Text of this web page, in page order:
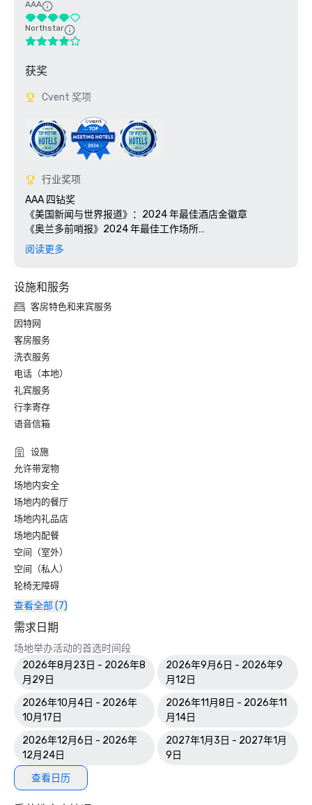
AAA
Northstar
获奖
Cvent 奖项
行业奖项
AAA 四钻奖
《美国新闻与世界报道》：2024 年最佳酒店金徽章
《奥兰多前哨报》2024 年最佳工作场所
佛罗里达绿色住宿：三棕榈树称号
阅读更多
设施和服务
客房特色和来宾服务
因特网
客房服务
洗衣服务
电话（本地）
礼宾服务
行李寄存
语音信箱
设施
允许带宠物
场地内安全
场地内的餐厅
场地内礼品店
场地内配餐
空间（室外）
空间（私人）
轮椅无障碍
查看全部 (7)
需求日期
场地举办活动的首选时间段
2026年8月23日 - 2026年8
月29日
2026年9月6日 - 2026年9
月12日
2026年10月4日 - 2026年
10月17日
2026年11月8日 - 2026年11
月14日
2026年12月6日 - 2026年
12月24日
2027年1月3日 - 2027年1月
9日
查看日历